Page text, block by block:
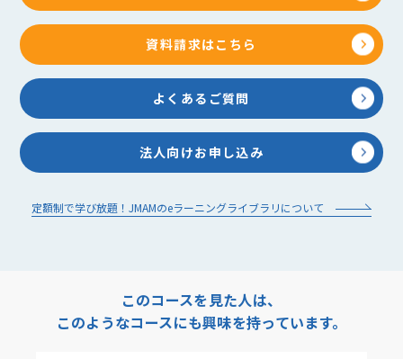
資料請求はこちら
よくあるご質問
法人向けお申し込み
定額制で学び放題！JMAMのeラーニングライブラリについて
このコースを見た人は、
このようなコースにも興味を持っています。